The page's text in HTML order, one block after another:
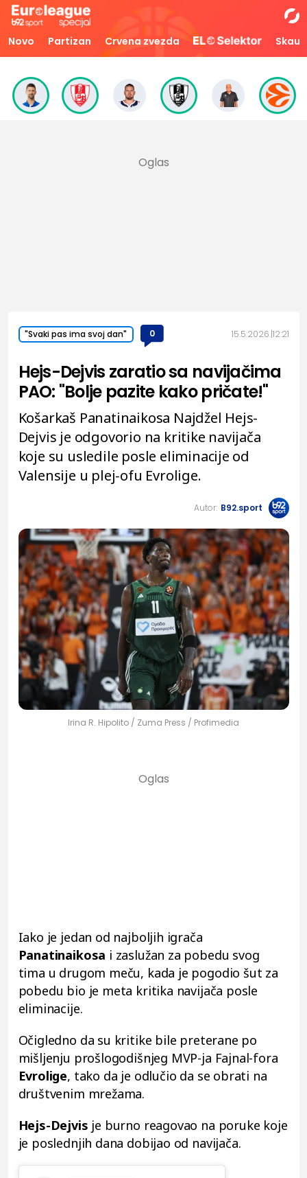
Novo Partizan Crvena zvezda Skaut
"Svaki pas ima svoj dan" 0 15.5.2026. 12:21
Hejs-Dejvis zaratio sa navijačima
PAO: "Bolje pazite kako pričate!"
Košarkaš Panatinaikosa Najdžel Hejs-
Dejvis je odgovorio na kritike navijača
koje su usledile posle eliminacije od
Valensije u plej-ofu Evrolige.
Autor: B92.sport
Irina R. Hipolito / Zuma Press / Profimedia
Iako je jedan od najboljih igrača
Panatinaikosa i zaslužan za pobedu svog
tima u drugom meču, kada je pogodio šut za
pobedu bio je meta kritika navijača posle
eliminacije.
Očigledno da su kritike bile preterane po
mišljenju prošlogodišnjeg MVP-ja Fajnal-fora
Evrolige, tako da je odlučio da se obrati na
društvenim mrežama.
Hejs-Dejvis je burno reagovao na poruke koje
je poslednjih dana dobijao od navijača.